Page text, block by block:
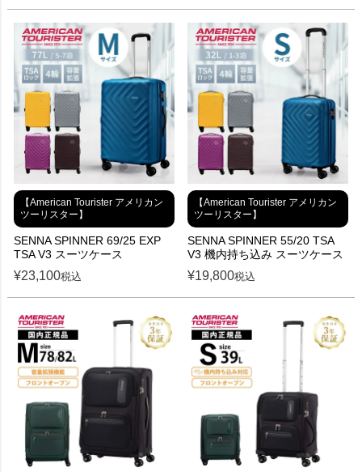
【American Tourister アメリカン
ツーリスター】
SENNA SPINNER 69/25 EXP
TSA V3 スーツケース
¥23,100税込
【American Tourister アメリカン
ツーリスター】
SENNA SPINNER 55/20 TSA
V3 機内持ち込み スーツケース
¥19,800税込